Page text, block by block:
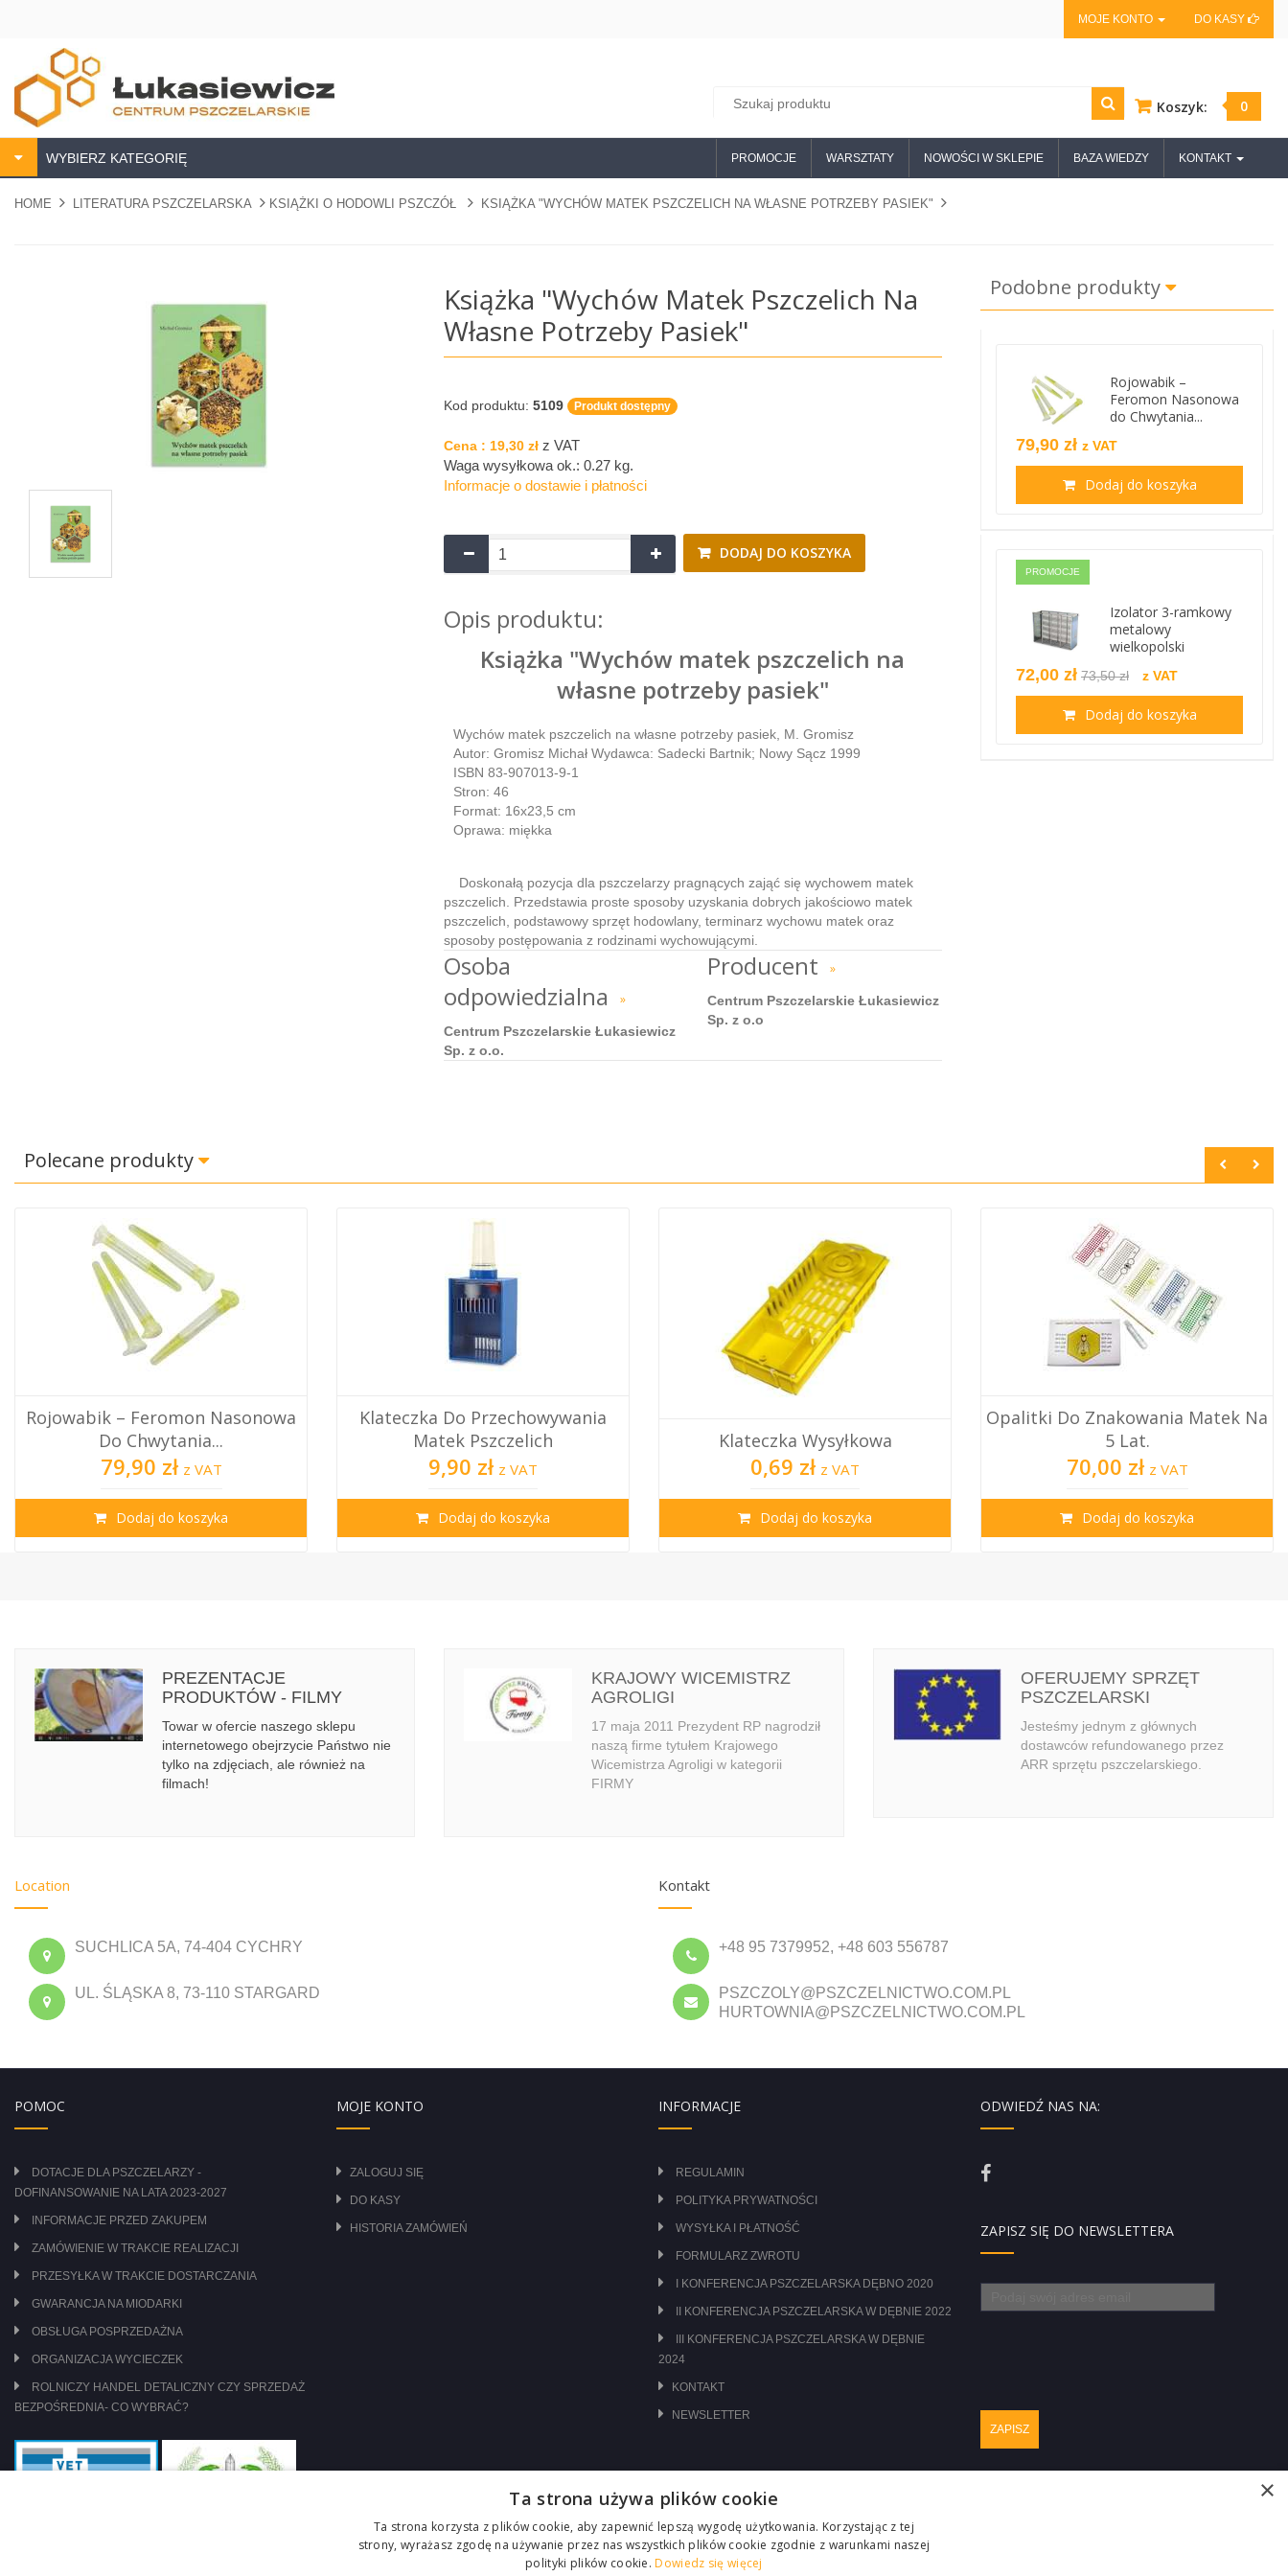
MOJE KONTO DO KASY
Koszyk: 0
PROMOCJE WARSZTATY NOWOŚCI W SKLEPIE BAZA WIEDZY KONTAKT
WYBIERZ KATEGORIĘ
HOME LITERATURA PSZCZELARSKA KSIĄŻKI O HODOWLI PSZCZÓŁ KSIĄŻKA "WYCHÓW MATEK PSZCZELICH NA WŁASNE POTRZEBY PASIEK"
Książka "Wychów Matek Pszczelich Na
Własne Potrzeby Pasiek"
Kod produktu: 5109 Produkt dostępny
Cena : 19,30 zł z VAT
Waga wysyłkowa ok.: 0.27 kg.
Informacje o dostawie i płatności
DODAJ DO KOSZYKA
Opis produktu:
Książka "Wychów matek pszczelich na
własne potrzeby pasiek"
Wychów matek pszczelich na własne potrzeby pasiek, M. Gromisz
Autor: Gromisz Michał Wydawca: Sadecki Bartnik; Nowy Sącz 1999
ISBN 83-907013-9-1
Stron: 46
Format: 16x23,5 cm
Oprawa: miękka
Doskonałą pozycja dla pszczelarzy pragnących zająć się wychowem matek
pszczelich. Przedstawia proste sposoby uzyskania dobrych jakościowo matek
pszczelich, podstawowy sprzęt hodowlany, terminarz wychowu matek oraz
sposoby postępowania z rodzinami wychowującymi.
Osoba
odpowiedzialna
»
Centrum Pszczelarskie Łukasiewicz
Sp. z o.o.
Producent »
Centrum Pszczelarskie Łukasiewicz
Sp. z o.o
Podobne produkty
Rojowabik –
Feromon Nasonowa
do Chwytania...
79,90 zł z VAT
Dodaj do koszyka
PROMOCJE
Izolator 3-ramkowy
metalowy
wielkopolski
72,00 zł 73,50 zł z VAT
Dodaj do koszyka
Polecane produkty
Klateczka Do Przechowywania
Matek Pszczelich
9,90 zł z VAT
Dodaj do koszyka
Klateczka Wysyłkowa
0,69 zł z VAT
Dodaj do koszyka
5 Lat.
70,00 zł
Dodaj do koszyka
Płytka Poławiająca Pyłek -
2,40 zł z VAT
Dodaj do koszyka
PREZENTACJE
PRODUKTÓW - FILMY
Towar w ofercie naszego sklepu
internetowego obejrzycie Państwo nie
tylko na zdjęciach, ale również na
filmach!
KRAJOWY WICEMISTRZ
AGROLIGI
17 maja 2011 Prezydent RP nagrodził
naszą firme tytułem Krajowego
Wicemistrza Agroligi w kategorii
FIRMY
OFERUJEMY SPRZĘT
PSZCZELARSKI
Jesteśmy jednym z głównych
dostawców refundowanego przez
ARR sprzętu pszczelarskiego.
Location
SUCHLICA 5A, 74-404 CYCHRY
UL. ŚLĄSKA 8, 73-110 STARGARD
Kontakt
+48 95 7379952, +48 603 556787
PSZCZOLY@PSZCZELNICTWO.COM.PL
HURTOWNIA@PSZCZELNICTWO.COM.PL
POMOC
DOTACJE DLA PSZCZELARZY -
DOFINANSOWANIE NA LATA 2023-2027
INFORMACJE PRZED ZAKUPEM
ZAMÓWIENIE W TRAKCIE REALIZACJI
PRZESYŁKA W TRAKCIE DOSTARCZANIA
GWARANCJA NA MIODARKI
OBSŁUGA POSPRZEDAŻNA
ORGANIZACJA WYCIECZEK
ROLNICZY HANDEL DETALICZNY CZY SPRZEDAŻ
BEZPOŚREDNIA- CO WYBRAĆ?
MOJE KONTO
ZALOGUJ SIĘ
DO KASY
HISTORIA ZAMÓWIEŃ
INFORMACJE
REGULAMIN
POLITYKA PRYWATNOŚCI
WYSYŁKA I PŁATNOŚĆ
FORMULARZ ZWROTU
I KONFERENCJA PSZCZELARSKA DĘBNO 2020
II KONFERENCJA PSZCZELARSKA W DĘBNIE 2022
III KONFERENCJA PSZCZELARSKA W DĘBNIE
2024
KONTAKT
NEWSLETTER
ODWIEDŹ NAS NA:
ZAPISZ SIĘ DO NEWSLETTERA
×
Ta strona używa plików cookie
Ta strona korzysta z plików cookie, aby zapewnić lepszą wygodę użytkowania. Korzystając z tej
strony, wyrażasz zgodę na używanie przez nas wszystkich plików cookie zgodnie z warunkami naszej
polityki plików cookie. Dowiedz się więcej